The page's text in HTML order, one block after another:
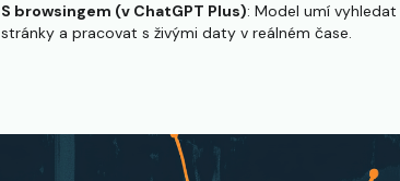
S browsingem (v ChatGPT Plus): Model umí
stránky a pracovat s živými daty v reálném čase.